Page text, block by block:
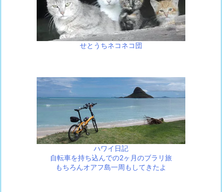
せとうちネコネコ団
ハワイ日記
自転車を持ち込んでの2ヶ月のブラリ旅
もちろんオアフ島一周もしてきたよ